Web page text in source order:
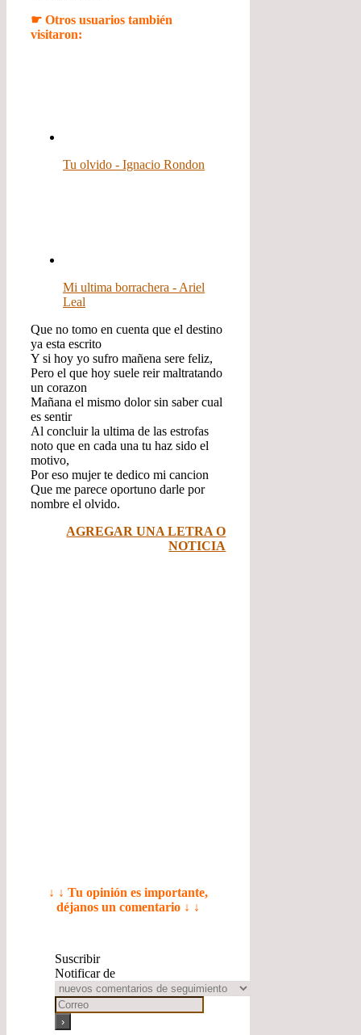
☛ Otros usuarios también
visitaron:
Tu olvido - Ignacio Rondon
Mi ultima borrachera - Ariel
Leal
Que no tomo en cuenta que el destino
ya esta escrito
Y si hoy yo sufro mañena sere feliz,
Pero el que hoy suele reir maltratando
un corazon
Mañana el mismo dolor sin saber cual
es sentir
Al concluir la ultima de las estrofas
noto que en cada una tu haz sido el
motivo,
Por eso mujer te dedico mi cancion
Que me parece oportuno darle por
nombre el olvido.
AGREGAR UNA LETRA O
NOTICIA
↓ ↓ Tu opinión es importante,
déjanos un comentario ↓ ↓
Suscribir
Notificar de